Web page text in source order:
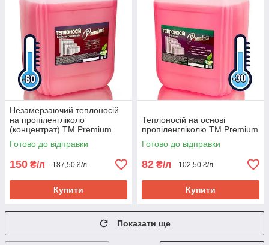
Незамерзаючий теплоносій
на пропіленгліколо
(концентрат) TM Premium
Готово до відправки
150 ₴/л 187,50 ₴/л
Купити
Теплоносій на основі
пропіленгліколю TM Premium
Готово до відправки
82 ₴/л 102,50 ₴/л
Купити
Показати ще